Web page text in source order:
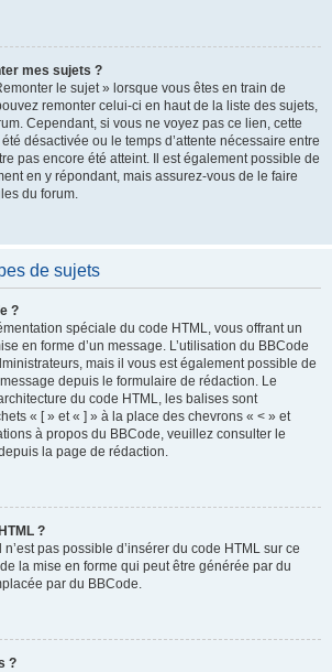
mes sujets ?
le sujet » lorsque vous êtes en train de
remonter celui-ci en haut de la liste des sujets,
Cependant, si vous ne voyez pas ce lien, cette
désactivée ou le temps d’attente nécessaire entre
pas encore été atteint. Il est également possible de
en y répondant, mais assurez-vous de le faire
du forum.
de sujets
?
spéciale du code HTML, vous offrant un
en forme d’un message. L’utilisation du BBCode
mais il vous est également possible de
depuis le formulaire de rédaction. Le
du code HTML, les balises sont
« [ » et « ] » à la place des chevrons « < » et
à propos du BBCode, veuillez consulter le
la page de rédaction.
?
pas possible d’insérer du code HTML sur ce
la mise en forme qui peut être générée par du
par du BBCode.
?